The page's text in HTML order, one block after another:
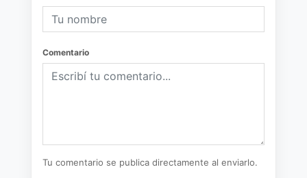
Comentario
Tu comentario se publica directamente al enviarlo.